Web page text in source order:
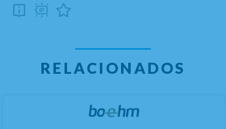
RELACIONADOS